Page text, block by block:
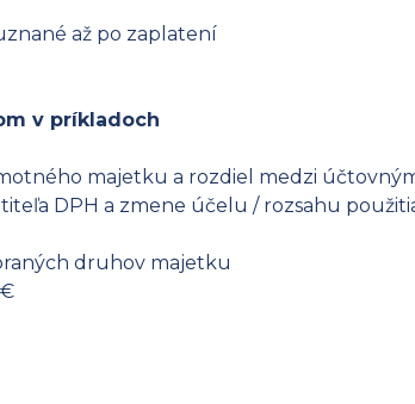
až po zaplatení
v príkladoch
majetku a rozdiel medzi
DPH a zmene účelu / rozsahu
druhov majetku